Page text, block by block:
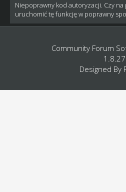
Niepoprawny kod autoryzacji. Czy
uruchomić tę funkcję w poprawny
Community Forum
1.8.27
Designed By